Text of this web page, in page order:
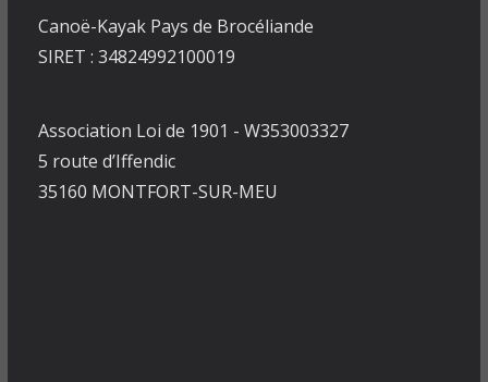
Canoë-Kayak Pays de Brocéliande
SIRET : 34824992100019
Association Loi de 1901 - W353003327
5 route d’Iffendic
35160 MONTFORT-SUR-MEU